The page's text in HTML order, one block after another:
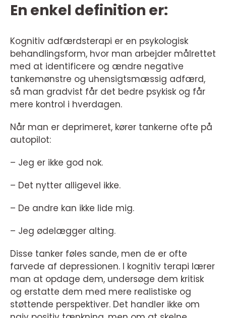
En enkel definition er:
Kognitiv adfærdsterapi er en psykologisk
behandlingsform, hvor man arbejder målrettet
med at identificere og ændre negative
tankemønstre og uhensigtsmæssig adfærd,
så man gradvist får det bedre psykisk og får
mere kontrol i hverdagen.
Når man er deprimeret, kører tankerne ofte på
autopilot:
– Jeg er ikke god nok.
– Det nytter alligevel ikke.
– De andre kan ikke lide mig.
– Jeg ødelægger alting.
Disse tanker føles sande, men de er ofte
farvede af depressionen. I kognitiv terapi lærer
man at opdage dem, undersøge dem kritisk
og erstatte dem med mere realistiske og
støttende perspektiver. Det handler ikke om